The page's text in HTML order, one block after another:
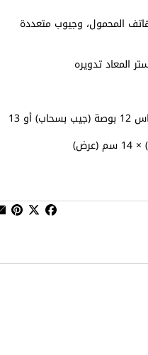
المحمول، وجيوب متعددة
المعاد تدويره
تتسع لجهاز كمبيوتر محمول مقاس 12 بوصة (جيب بسحاب) أو 13